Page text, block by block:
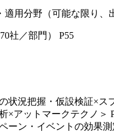
用分野（可能な限り、
社／部門） P55
状況把握・仮設検証×ス
×アットマークテクノ＞
ン・イベントの効果